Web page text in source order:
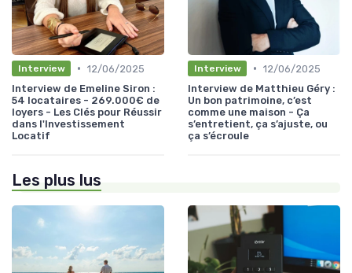
Interview • 12/06/2025
Interview de Emeline Siron :
54 locataires - 269.000€ de
loyers - Les Clés pour Réussir
dans l'Investissement
Locatif
Interview • 12/06/2025
Interview de Matthieu Géry :
Un bon patrimoine, c’est
comme une maison - Ça
s’entretient, ça s’ajuste, ou
ça s’écroule
Les plus lus